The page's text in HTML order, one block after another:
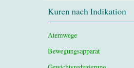
Kuren nach Indikation
Atemwege
Bewegungsapparat